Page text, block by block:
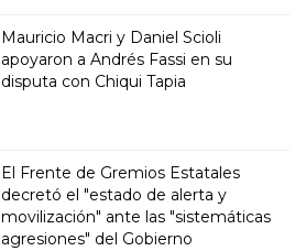
Mauricio Macri y Daniel Scioli
apoyaron a Andrés Fassi en su
disputa con Chiqui Tapia
El Frente de Gremios Estatales
decretó el "estado de alerta y
movilización" ante las "sistemáticas
agresiones" del Gobierno